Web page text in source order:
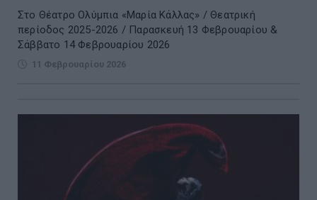
Στο Θέατρο Ολύμπια «Μαρία Κάλλας» / Θεατρική
περίοδος 2025-2026 / Παρασκευή 13 Φεβρουαρίου &
Σάββατο 14 Φεβρουαρίου 2026
11 Φεβρουαρίου 2026